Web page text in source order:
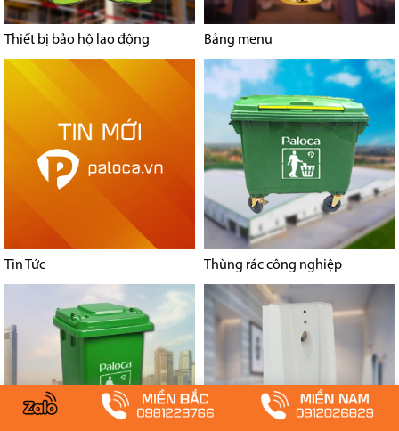
Thiết bị bảo hộ lao động Bảng menu
Tin Tức Thùng rác công nghiệp